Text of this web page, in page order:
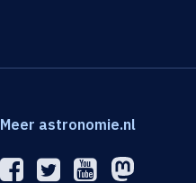
Meer astronomie.nl